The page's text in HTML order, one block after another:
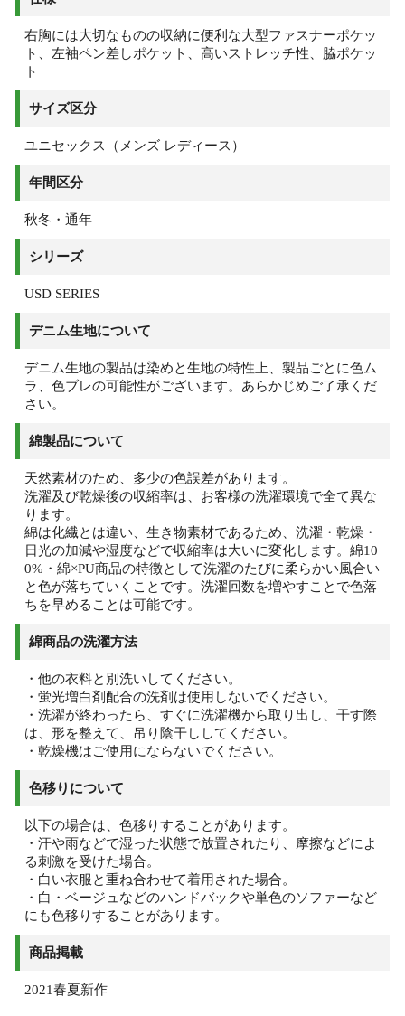
右胸には大切なものの収納に便利な大型ファスナーポケッ
ト、左袖ペン差しポケット、高いストレッチ性、脇ポケッ
ト
サイズ区分
ユニセックス（メンズ レディース）
年間区分
秋冬・通年
シリーズ
USD SERIES
デニム生地について
デニム生地の製品は染めと生地の特性上、製品ごとに色ム
ラ、色ブレの可能性がございます。あらかじめご了承くだ
さい。
綿製品について
天然素材のため、多少の色誤差があります。
洗濯及び乾燥後の収縮率は、お客様の洗濯環境で全て異な
ります。
綿は化繊とは違い、生き物素材であるため、洗濯・乾燥・
日光の加減や湿度などで収縮率は大いに変化します。綿10
0%・綿×PU商品の特徴として洗濯のたびに柔らかい風合い
と色が落ちていくことです。洗濯回数を増やすことで色落
ちを早めることは可能です。
綿商品の洗濯方法
・他の衣料と別洗いしてください。
・蛍光増白剤配合の洗剤は使用しないでください。
・洗濯が終わったら、すぐに洗濯機から取り出し、干す際
は、形を整えて、吊り陰干ししてください。
・乾燥機はご使用にならないでください。
色移りについて
以下の場合は、色移りすることがあります。
・汗や雨などで湿った状態で放置されたり、摩擦などによ
る刺激を受けた場合。
・白い衣服と重ね合わせて着用された場合。
・白・ベージュなどのハンドバックや単色のソファーなど
にも色移りすることがあります。
商品掲載
2021春夏新作